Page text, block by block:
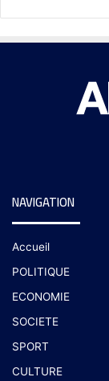
NAVIGATION
Accueil
POLITIQUE
ECONOMIE
SOCIETE
SPORT
CULTURE